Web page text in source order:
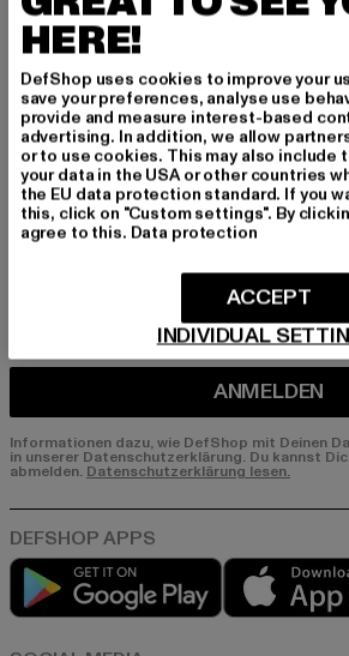
Melde dich hier für unseren
erhalte künftig Informationen
nds, Angebote und Gutscheine
er E-Mail!
An welchen Produkten bist du
MÄNNER
ANMELDEN
Informationen dazu, wie DefShop mit Deinen
in unserer Datenschutzerklärung. Du kannst
abmelden. Datenschutzerklärung lesen.
Play market
HERE!
DefShop uses cookies to improve your
save your preferences, analyse use
provide and measure interest-based
advertising. In addition, we allow
or to use cookies. This may also include
your data in the USA or other countries
the EU data protection standard. If you
this, click on "Custom settings". By
agree to this. Data protection
INDIVIDUAL
ACCEPT